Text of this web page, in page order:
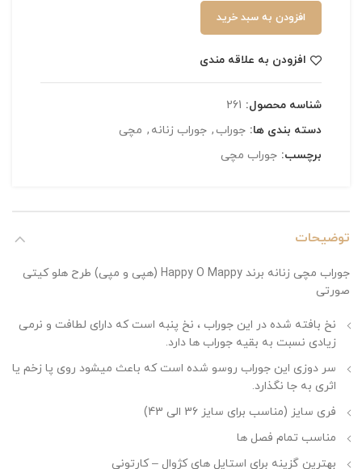
افزودن به سبد خرید
افزودن به علاقه مندی
شناسه محصول: 261
دسته بندی ها: جوراب , جوراب زنانه , مچی
برچسب: جوراب مچی
توضیحات
جوراب مچی زنانه برند Happy O Mappy (هپی و مپی) طرح هلو کیتی
صورتی
نخ بافته شده در این جوراب ، نخ پنبه است که دارای لطافت و نرمی
زیادی نسبت به بقیه جوراب ها دارد.
سر دوزی این جوراب روسو شده است که باعث میشود روی پا زخم یا
اثری به جا نگذارد.
فری سایز (مناسب برای سایز 36 الی 43)
مناسب تمام فصل ها
بهترین گزینه برای استایل های کژوال – کارتونی